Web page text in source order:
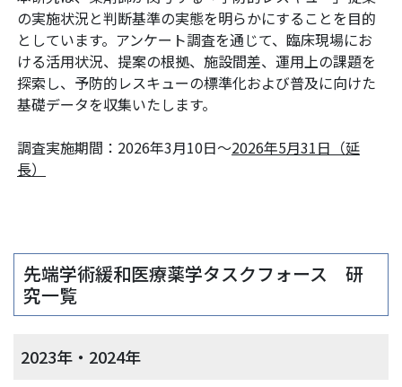
の実施状況と判断基準の実態を明らかにすることを目的
としています。アンケート調査を通じて、臨床現場にお
ける活用状況、提案の根拠、施設間差、運用上の課題を
探索し、予防的レスキューの標準化および普及に向けた
基礎データを収集いたします。
調査実施期間：2026年3月10日〜2026年5月31日（延
長）
先端学術緩和医療薬学タスクフォース 研
究一覧
2023年・2024年